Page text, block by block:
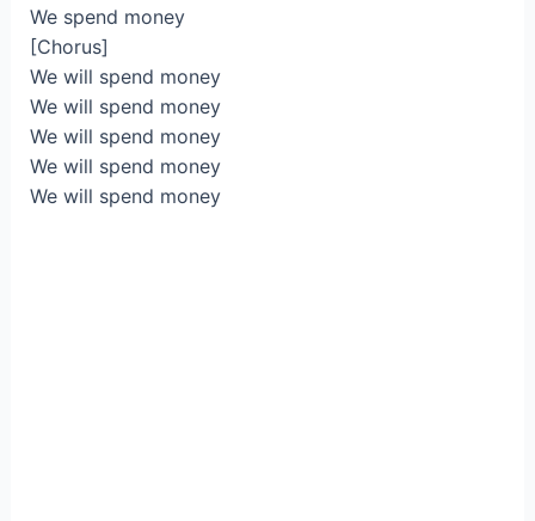
We spend money
[Chorus]
We will spend money
We will spend money
We will spend money
We will spend money
We will spend money